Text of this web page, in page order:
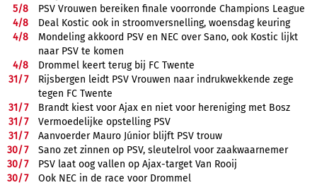
5/8
PSV Vrouwen bereiken finale voorronde Champions League
4/8
Deal Kostic ook in stroomversnelling, woensdag keuring
4/8
Mondeling akkoord PSV en NEC over Sano, ook Kostic lijkt
naar PSV te komen
4/8
Drommel keert terug bij FC Twente
31/7
Rijsbergen leidt PSV Vrouwen naar indrukwekkende zege
tegen FC Twente
31/7
Brandt kiest voor Ajax en niet voor hereniging met Bosz
31/7
Vermoedelijke opstelling PSV
31/7
Aanvoerder Mauro Júnior blijft PSV trouw
30/7
Sano zet zinnen op PSV, sleutelrol voor zaakwaarnemer
30/7
PSV laat oog vallen op Ajax-target Van Rooij
30/7
Ook NEC in de race voor Drommel